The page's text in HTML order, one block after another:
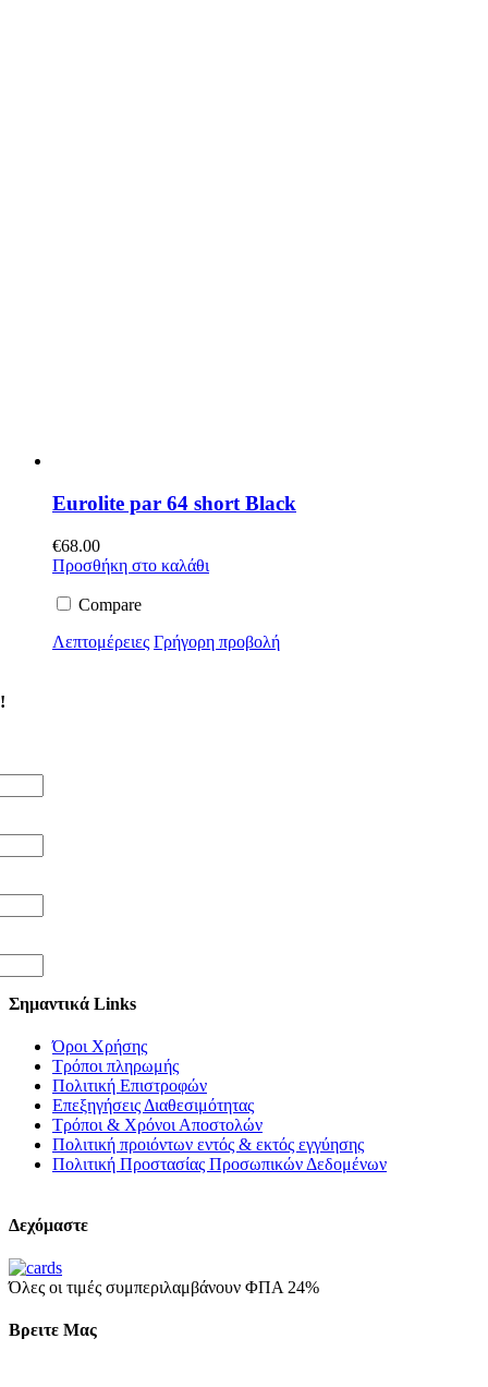
Eurolite par 64 short Black
€68.00
Προσθήκη στο καλάθι
Compare
Λεπτομέρειες Γρήγορη προβολή
Σημαντικά Links
Όροι Χρήσης
Τρόποι πληρωμής
Πολιτική Επιστροφών
Επεξηγήσεις Διαθεσιμότητας
Τρόποι & Χρόνοι Αποστολών
Πολιτική προιόντων εντός & εκτός εγγύησης
Πολιτική Προστασίας Προσωπικών Δεδομένων
Δεχόμαστε
Όλες οι τιμές συμπεριλαμβάνουν ΦΠΑ 24%
Βρειτε Μας